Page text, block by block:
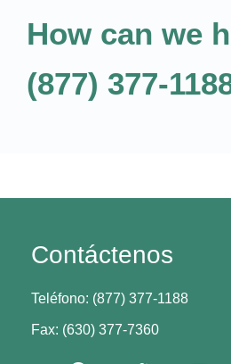
How can we
(877) 377-
Contáctenos
Teléfono: (877) 377-1188
Fax: (630) 377-7360